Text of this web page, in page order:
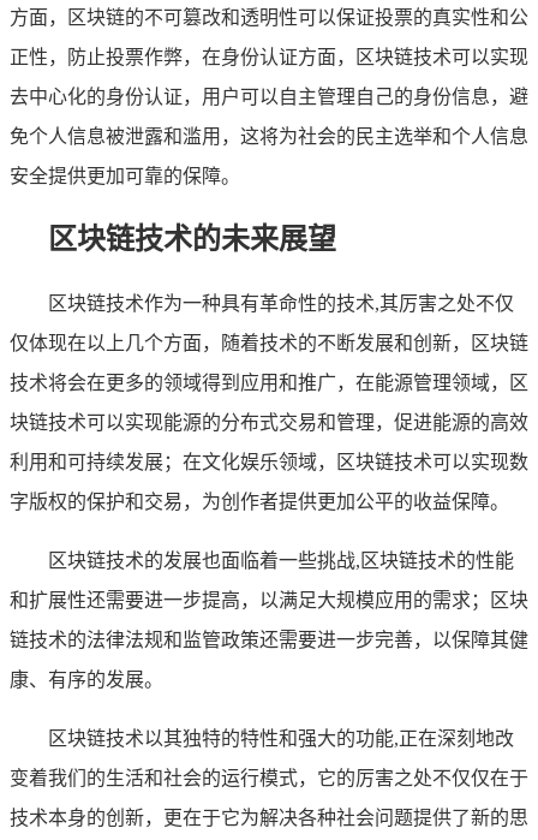
方面，区块链的不可篡改和透明性可以保证投票的真实性和公
正性，防止投票作弊，在身份认证方面，区块链技术可以实现
去中心化的身份认证，用户可以自主管理自己的身份信息，避
免个人信息被泄露和滥用，这将为社会的民主选举和个人信息
安全提供更加可靠的保障。
区块链技术的未来展望
区块链技术作为一种具有革命性的技术,其厉害之处不仅
仅体现在以上几个方面，随着技术的不断发展和创新，区块链
技术将会在更多的领域得到应用和推广，在能源管理领域，区
块链技术可以实现能源的分布式交易和管理，促进能源的高效
利用和可持续发展；在文化娱乐领域，区块链技术可以实现数
字版权的保护和交易，为创作者提供更加公平的收益保障。
区块链技术的发展也面临着一些挑战,区块链技术的性能
和扩展性还需要进一步提高，以满足大规模应用的需求；区块
链技术的法律法规和监管政策还需要进一步完善，以保障其健
康、有序的发展。
区块链技术以其独特的特性和强大的功能,正在深刻地改
变着我们的生活和社会的运行模式，它的厉害之处不仅仅在于
技术本身的创新，更在于它为解决各种社会问题提供了新的思